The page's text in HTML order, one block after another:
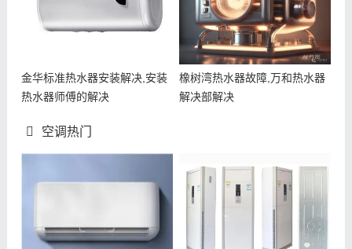
金华标准热水器安装解决,安装
热水器师傅的解决
橡树湾热水器故障,万和热水器
解决部解决
空调热门